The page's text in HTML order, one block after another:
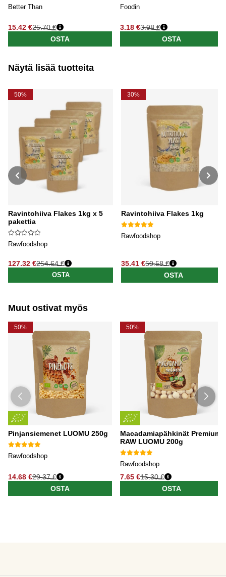
Better Than
15.42 €25.70 €
OSTA
Foodin
3.18 €3.98 €
OSTA
Näytä lisää tuotteita
50%
Ravintohiiva Flakes 1kg x 5
pakettia
Rawfoodshop
127.32 €
Normaali hinta
254.64 €
OSTA
30%
Ravintohiiva Flakes 1kg
Rawfoodshop
35.41 €
Normaali hinta
50.58 €
OSTA
Muut ostivat myös
50%
Pinjansiemenet LUOMU 250g
Rawfoodshop
14.68 €29.37 €
OSTA
50%
Macadamiapähkinät Premium
RAW LUOMU 200g
Rawfoodshop
7.65 €15.30 €
OSTA